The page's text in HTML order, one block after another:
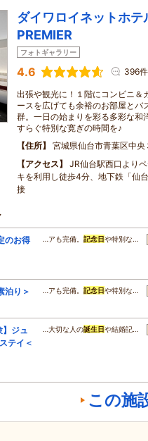
ダイワロイネットホテ
PREMIER
フォトギャラリー
4.6 396件
出張や観光に！１階にコンビニ＆
ースを広げても余裕のお部屋とバ
群。一日の始まりを彩る多彩な和
すらぐ特別な寛ぎの時間を♪
住所
宮城県仙台市青葉区中
アクセス
JR仙台駅西口より
キを利用し徒歩4分、地下鉄「仙
接
のお得
…アも完備。 記念日や特別な…
泊り＞ …アも完備。 記念日や特別な…
】ジュ
テイ＜
…大切な人の誕生日や結婚記…
この施